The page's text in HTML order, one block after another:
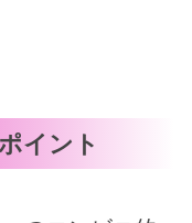
イント